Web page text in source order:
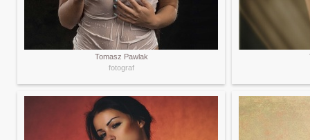
Tomasz Pawlak
fotograf